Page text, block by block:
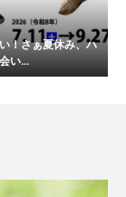
！さぁ夏休み、ハ
い...